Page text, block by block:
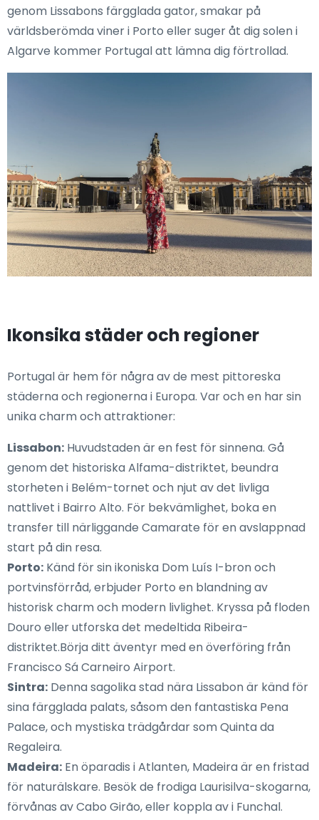
genom Lissabons färgglada gator, smakar på
världsberömda viner i Porto eller suger åt dig solen i
Algarve kommer Portugal att lämna dig förtrollad.
Ikonsika städer och regioner
Portugal är hem för några av de mest pittoreska
städerna och regionerna i Europa. Var och en har sin
unika charm och attraktioner:
Lissabon: Huvudstaden är en fest för sinnena. Gå
genom det historiska Alfama-distriktet, beundra
storheten i Belém-tornet och njut av det livliga
nattlivet i Bairro Alto. För bekvämlighet, boka en
transfer till närliggande Camarate för en avslappnad
start på din resa.
Porto: Känd för sin ikoniska Dom Luís I-bron och
portvinsförråd, erbjuder Porto en blandning av
historisk charm och modern livlighet. Kryssa på floden
Douro eller utforska det medeltida Ribeira-
distriktet.Börja ditt äventyr med en överföring från
Francisco Sá Carneiro Airport.
Sintra: Denna sagolika stad nära Lissabon är känd för
sina färgglada palats, såsom den fantastiska Pena
Palace, och mystiska trädgårdar som Quinta da
Regaleira.
Madeira: En öparadis i Atlanten, Madeira är en fristad
för naturälskare. Besök de frodiga Laurisilva-skogarna,
förvånas av Cabo Girão, eller koppla av i Funchal.